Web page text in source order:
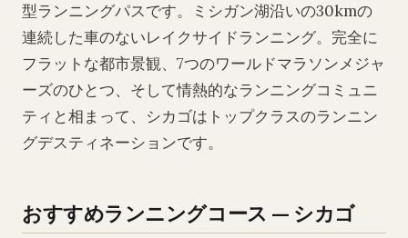
型ランニングパスです。ミシガン湖沿いの30kmの
連続した車のないレイクサイドランニング。完全に
フラットな都市景観、7つのワールドマラソンメジャ
ーズのひとつ、そして情熱的なランニングコミュニ
ティと相まって、シカゴはトップクラスのランニン
グデスティネーションです。
おすすめランニングコース — シカゴ